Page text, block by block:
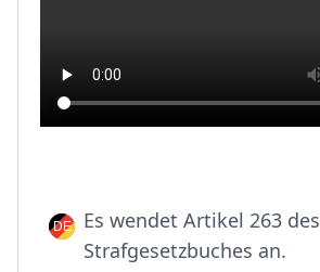
Es wendet Artikel 263 des
Strafgesetzbuches an.